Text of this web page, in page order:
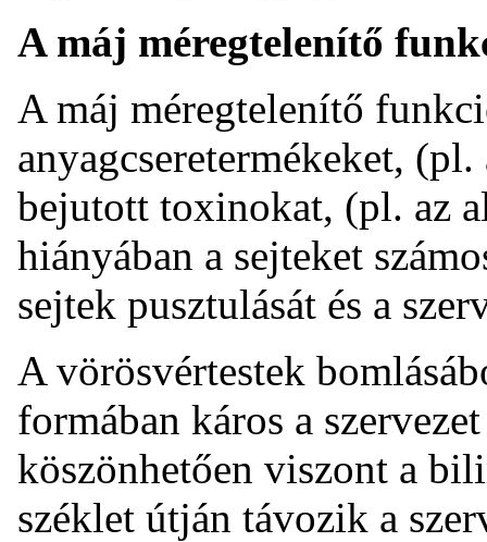
A máj méregtelenítő
A máj méregtelenítő
anyagcseretermékeket,
bejutott toxinokat, (pl. az
hiányában a sejteket
sejtek pusztulását és a
A vörösvértestek
formában káros a
köszönhetően viszont a
széklet útján távozik a